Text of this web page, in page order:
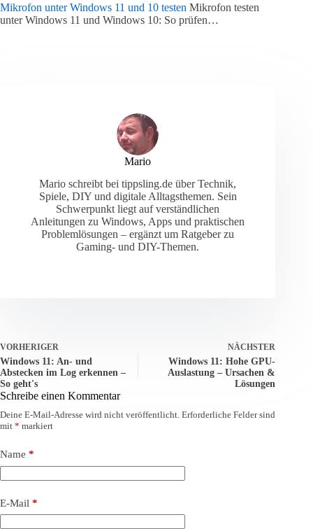
Mikrofon unter Windows 11 und 10 testen Mikrofon testen
unter Windows 11 und Windows 10: So prüfen…
Mario
Mario schreibt bei tippsling.de über Technik,
Spiele, DIY und digitale Alltagsthemen. Sein
Schwerpunkt liegt auf verständlichen
Anleitungen zu Windows, Apps und praktischen
Problemlösungen – ergänzt um Ratgeber zu
Gaming- und DIY-Themen.
VORHERIGER
Windows 11: An- und
Abstecken im Log erkennen –
So geht's
NÄCHSTER
Windows 11: Hohe GPU-
Auslastung – Ursachen &
Lösungen
Schreibe einen Kommentar
Deine E-Mail-Adresse wird nicht veröffentlicht. Erforderliche Felder sind
mit * markiert
Name *
E-Mail *